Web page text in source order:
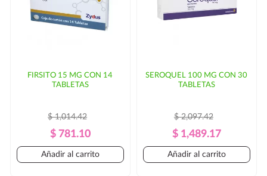
FIRSITO 15 MG CON 14
TABLETAS
Precio
Regular
$ 1,014.42
Precio
$ 781.10
Añadir al carrito
SEROQUEL 100 MG CON 30
TABLETAS
Precio
Regular
$ 2,097.42
Precio
$ 1,489.17
Añadir al carrito